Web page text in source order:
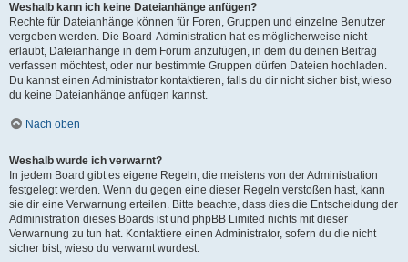
Weshalb kann ich keine Dateianhänge anfügen?
Rechte für Dateianhänge können für Foren, Gruppen und einzelne Benutzer
vergeben werden. Die Board-Administration hat es möglicherweise nicht
erlaubt, Dateianhänge in dem Forum anzufügen, in dem du deinen Beitrag
verfassen möchtest, oder nur bestimmte Gruppen dürfen Dateien hochladen.
Du kannst einen Administrator kontaktieren, falls du dir nicht sicher bist, wieso
du keine Dateianhänge anfügen kannst.
Nach oben
Weshalb wurde ich verwarnt?
In jedem Board gibt es eigene Regeln, die meistens von der Administration
festgelegt werden. Wenn du gegen eine dieser Regeln verstoßen hast, kann
sie dir eine Verwarnung erteilen. Bitte beachte, dass dies die Entscheidung der
Administration dieses Boards ist und phpBB Limited nichts mit dieser
Verwarnung zu tun hat. Kontaktiere einen Administrator, sofern du die nicht
sicher bist, wieso du verwarnt wurdest.